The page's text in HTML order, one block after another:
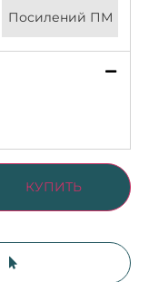
Посилений ПМ
КУПИТЬ